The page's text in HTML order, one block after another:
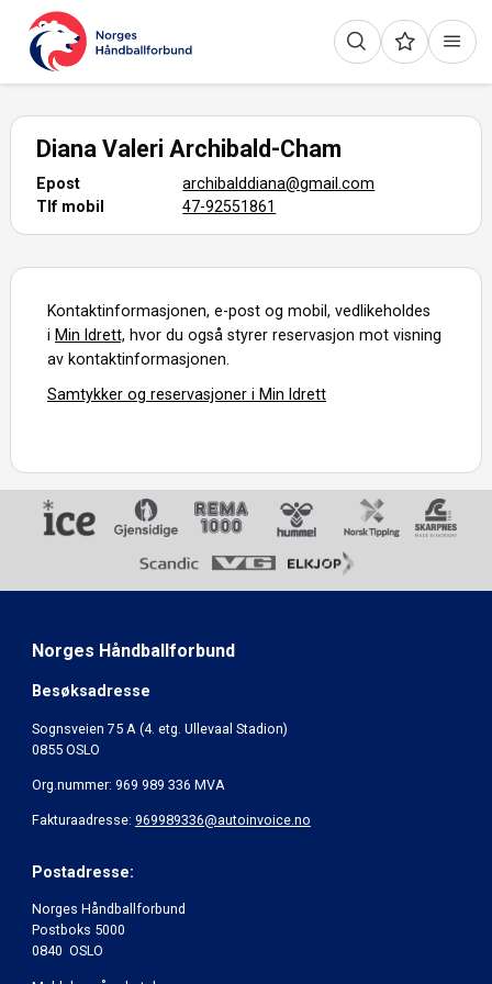
Diana Valeri Archibald-Cham
Epost
archibalddiana@gmail.com
Tlf mobil
47-92551861
Kontaktinformasjonen, e-post og mobil, vedlikeholdes
i Min Idrett, hvor du også styrer reservasjon mot visning
av kontaktinformasjonen.
Samtykker og reservasjoner i Min Idrett
Norges Håndballforbund
Besøksadresse
Sognsveien 75 A (4. etg. Ullevaal Stadion)
0855 OSLO
Org.nummer: 969 989 336 MVA
Fakturaadresse: 969989336@autoinvoice.no
Postadresse:
Norges Håndballforbund
Postboks 5000
0840 OSLO